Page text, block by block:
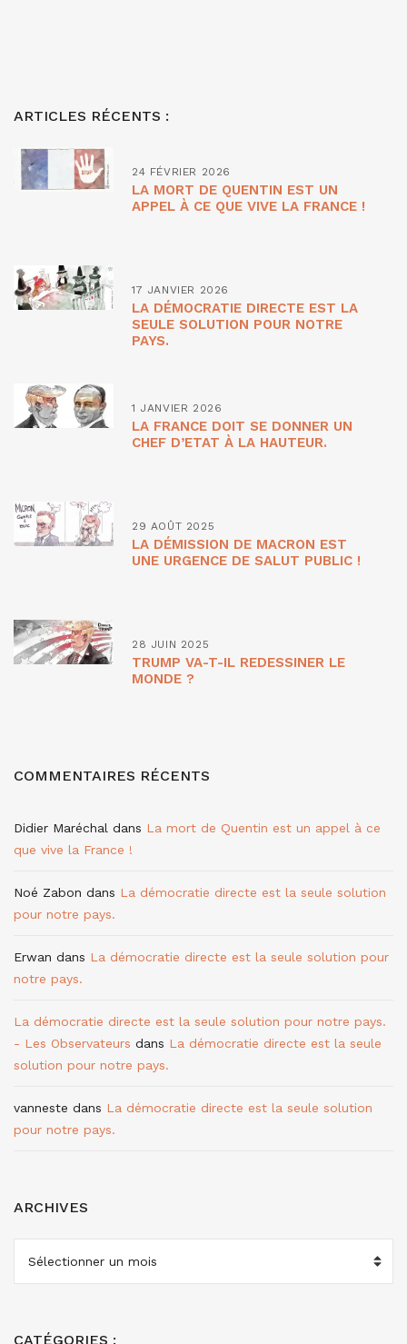
ARTICLES RÉCENTS :
24 FÉVRIER 2026
LA MORT DE QUENTIN EST UN
APPEL À CE QUE VIVE LA FRANCE !
17 JANVIER 2026
LA DÉMOCRATIE DIRECTE EST LA
SEULE SOLUTION POUR NOTRE
PAYS.
1 JANVIER 2026
LA FRANCE DOIT SE DONNER UN
CHEF D’ETAT À LA HAUTEUR.
29 AOÛT 2025
LA DÉMISSION DE MACRON EST
UNE URGENCE DE SALUT PUBLIC !
28 JUIN 2025
TRUMP VA-T-IL REDESSINER LE
MONDE ?
COMMENTAIRES RÉCENTS
Didier Maréchal dans La mort de Quentin est un appel à ce
que vive la France !
Noé Zabon dans La démocratie directe est la seule solution
pour notre pays.
Erwan dans La démocratie directe est la seule solution pour
notre pays.
La démocratie directe est la seule solution pour notre pays.
- Les Observateurs dans La démocratie directe est la seule
solution pour notre pays.
vanneste dans La démocratie directe est la seule solution
pour notre pays.
ARCHIVES
ARCHIVES
CATÉGORIES :